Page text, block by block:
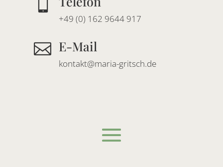

+49 (0) 162 9644 917
 E-Mail
kontakt@maria-gritsch.de